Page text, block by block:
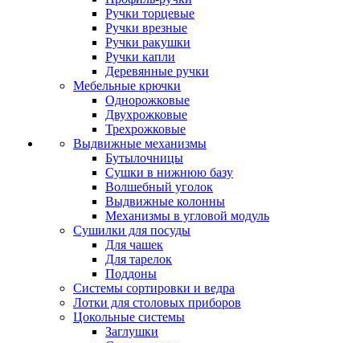
Ручки торцевые
Ручки врезные
Ручки ракушки
Ручки капли
Деревянные ручки
Мебельные крючки
Однорожковые
Двухрожковые
Трехрожковые
Выдвижные механизмы
Бутылочницы
Сушки в нижнюю базу
Волшебный уголок
Выдвижные колонны
Механизмы в угловой модуль
Сушилки для посуды
Для чашек
Для тарелок
Поддоны
Системы сортировки и ведра
Лотки для столовых приборов
Цокольные системы
Заглушки